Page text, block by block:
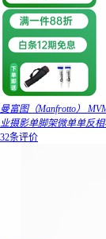
曼富图（Manfrotto）
业摄影单脚架微单单反
32条评价